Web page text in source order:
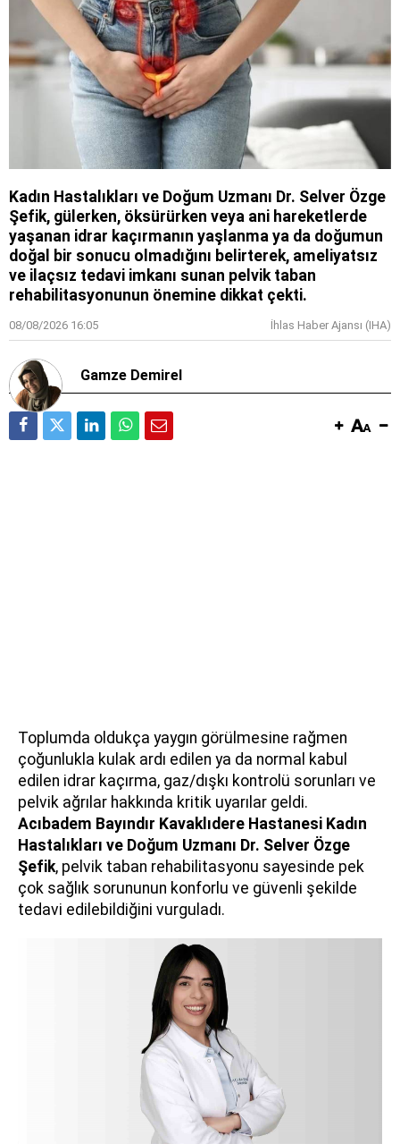
Kadın Hastalıkları ve Doğum Uzmanı Dr. Selver Özge
Şefik, gülerken, öksürürken veya ani hareketlerde
yaşanan idrar kaçırmanın yaşlanma ya da doğumun
doğal bir sonucu olmadığını belirterek, ameliyatsız
ve ilaçsız tedavi imkanı sunan pelvik taban
rehabilitasyonunun önemine dikkat çekti.
08/08/2026 16:05 İhlas Haber Ajansı (IHA)
Gamze Demirel
Toplumda oldukça yaygın görülmesine rağmen
çoğunlukla kulak ardı edilen ya da normal kabul
edilen idrar kaçırma, gaz/dışkı kontrolü sorunları ve
pelvik ağrılar hakkında kritik uyarılar geldi.
Acıbadem Bayındır Kavaklıdere Hastanesi Kadın
Hastalıkları ve Doğum Uzmanı Dr. Selver Özge
Şefik, pelvik taban rehabilitasyonu sayesinde pek
çok sağlık sorununun konforlu ve güvenli şekilde
tedavi edilebildiğini vurguladı.